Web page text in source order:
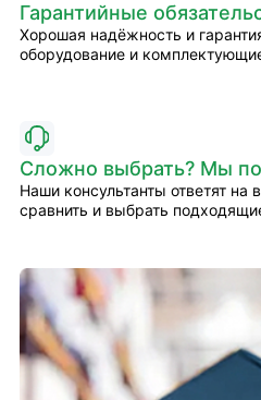
Гарантийные
Хорошая надёжность и
оборудование и
Сложно выбрать? Мы
Наши консультанты ответят на
сравнить и выбрать